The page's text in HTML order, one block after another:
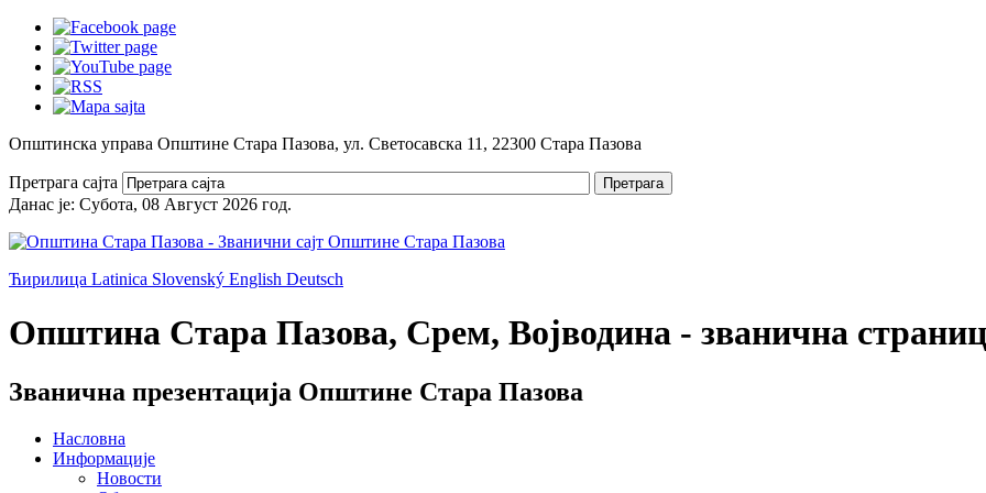
Општинска управа Општине Стара Пазова, ул. Светосавска 11, 22300 Стара Пазова
Претрага сајта Претрага
Данас је: Субота, 08 Август 2026 год.
Ћирилица Latinica Slovenský English Deutsch
Општина Стара Пазова, Срем, Војводина - званична
Званична презентација Општине Стара Пазова
Насловна
Информације
Новости